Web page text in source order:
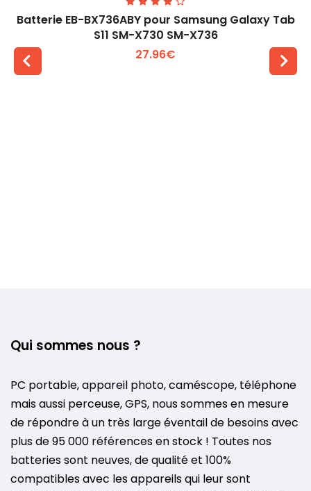
Batterie EB-BX736ABY pour Samsung Galaxy Tab
S11 SM-X730 SM-X736
27.96€
Qui sommes nous ?
PC portable, appareil photo, caméscope, téléphone
mais aussi perceuse, GPS, nous sommes en mesure
de répondre à un très large éventail de besoins avec
plus de 95 000 références en stock ! Toutes nos
batteries sont neuves, de qualité et 100%
compatibles avec les appareils qui leur sont